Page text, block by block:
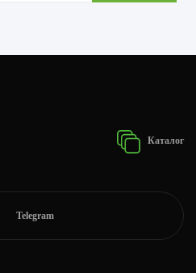
Каталог
Telegram